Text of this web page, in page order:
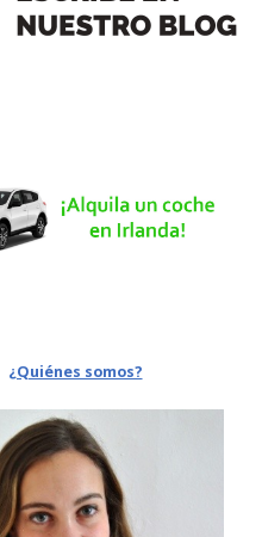
¿Quiénes somos?